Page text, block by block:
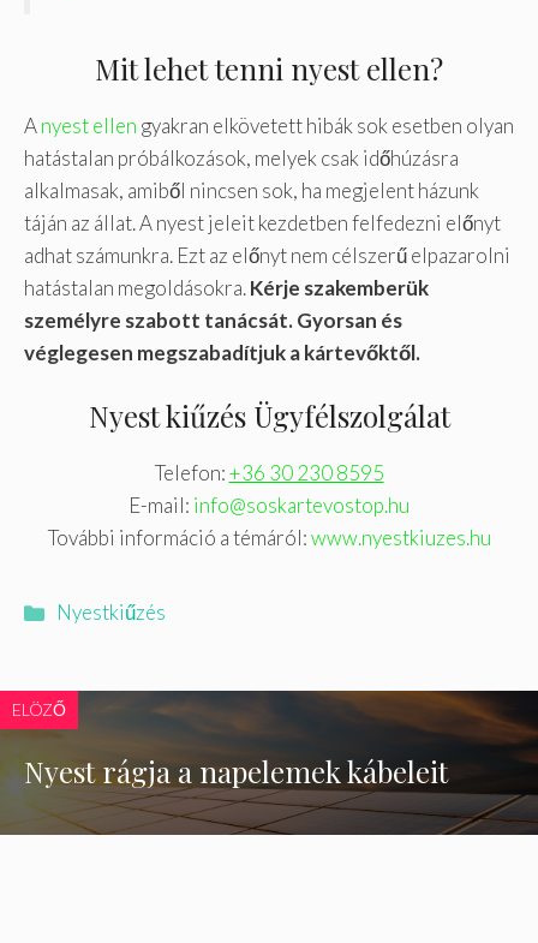
Mit lehet tenni nyest ellen?
Anyest ellen gyakran elkövetett hibák sok esetben olyan
hatástalan próbálkozások, melyek csak időhúzásra
alkalmasak, amiből nincsen sok, ha megjelent házunk
táján az állat. A nyest jeleit kezdetben felfedezni előnyt
adhat számunkra. Ezt az előnyt nem célszerű elpazarolni
hatástalan megoldásokra.Kérje szakemberük
személyre szabott tanácsát. Gyorsan és
véglegesen megszabadítjuk a kártevőktől.
Nyest kiűzés Ügyfélszolgálat
Telefon:+36 30 230 8595
E-mail: info@soskartevostop.hu
További információ a témáról:www.nyestkiuzes.hu
Kategória
Nyestkiűzés
ELÖZŐ
Nyest rágja a napelemek kábeleit